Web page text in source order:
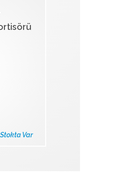
Stokta Var